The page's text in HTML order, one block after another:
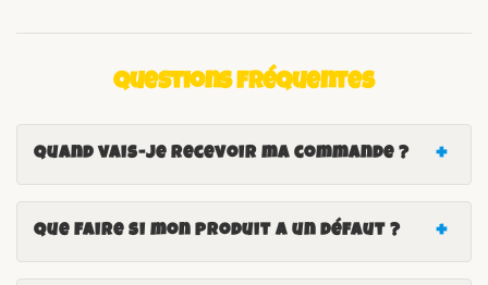
Questions fréquentes
Quand vais-je recevoir ma commande ?
Que faire si mon produit a un défaut ?